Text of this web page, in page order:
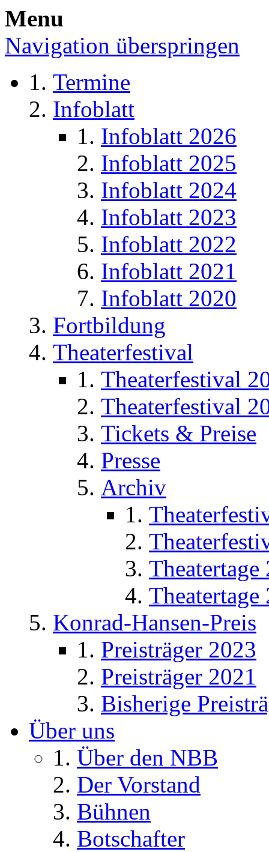
Menu
Navigation überspringen
Termine
Infoblatt
Infoblatt 2026
Infoblatt 2025
Infoblatt 2024
Infoblatt 2023
Infoblatt 2022
Infoblatt 2021
Infoblatt 2020
Fortbildung
Theaterfestival
Theaterfestival
Theaterfestival
Tickets & Preise
Presse
Archiv
Theatertage
Theatertage
Konrad-Hansen-Preis
Preisträger 2023
Preisträger 2021
Bisherige
Über uns
Über den NBB
Der Vorstand
Bühnen
Botschafter